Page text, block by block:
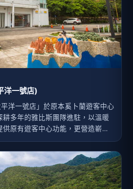
洋一號店)
洋一號店」於原本奚卜蘭遊客中心
耕多年的雅比斯團隊進駐，以溫暖
原有遊客中心功能，更營造嶄新
合經營，並作為部落工藝及產物
訊交流分享之處。